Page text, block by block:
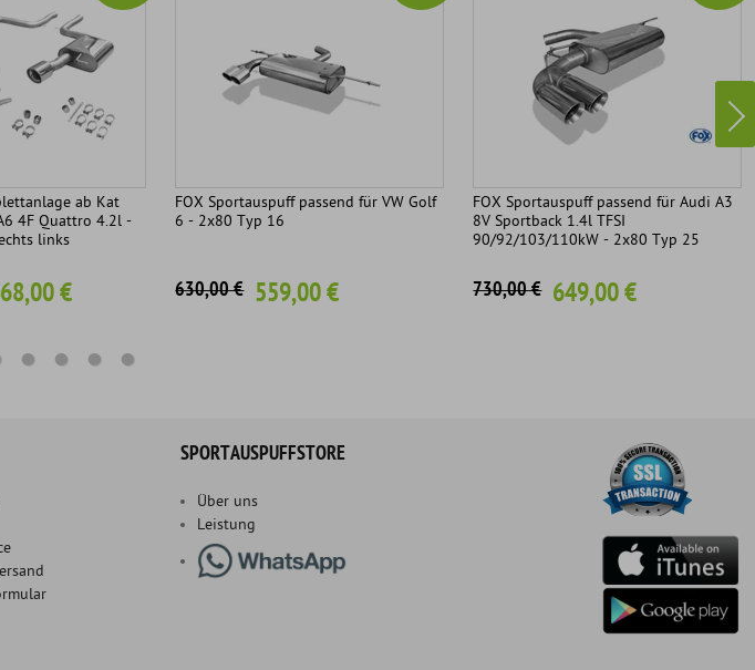
ab Kat
4F Quattro 4.2l -
links
€
FOX Sportauspuff passend für VW Golf
6 - 2x80 Typ 16
630,00 € 559,00 €
FOX Sportauspuff passend für Audi A3
8V Sportback 1.4l TFSI
90/92/103/110kW - 2x80 Typ 25
730,00 € 649,00 €
SPORTAUSPUFFSTORE
Über uns
Leistung